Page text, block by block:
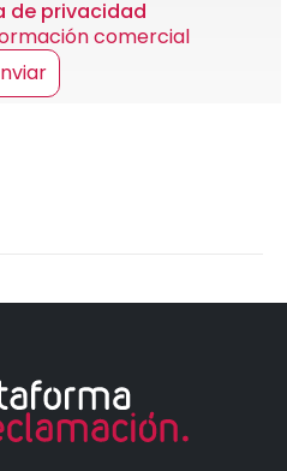
de privacidad
comercial